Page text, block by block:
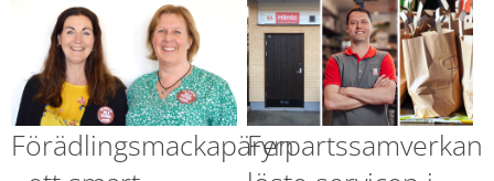
Förädlingsmackapären Fyrpartssamverkan